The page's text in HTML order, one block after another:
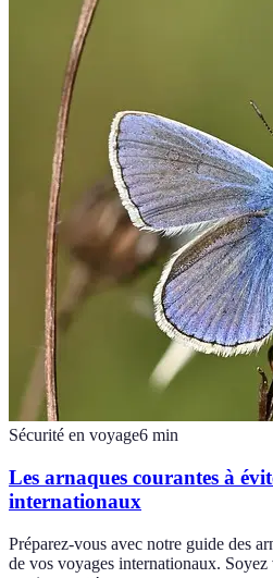
Sécurité en voyage6 min
Les arnaques courantes à
internationaux
Préparez-vous avec notre guide des
de vos voyages internationaux.